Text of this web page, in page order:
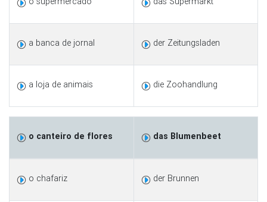
a banca de jornal der Zeitungsladen
a loja de animais die Zoohandlung
o canteiro de flores das Blumenbeet
o chafariz der Brunnen